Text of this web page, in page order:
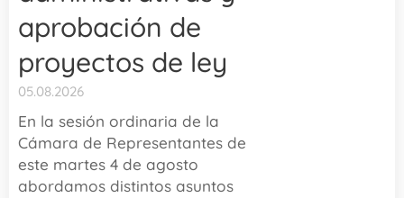
aprobación de
proyectos de ley
05.08.2026
En la sesión ordinaria de la
Cámara de Representantes de
este martes 4 de agosto
abordamos distintos asuntos